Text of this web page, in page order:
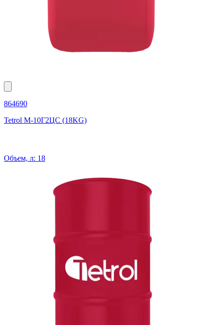
864690
Tetrol М-10Г2ЦС (18KG)
Объем, л: 18